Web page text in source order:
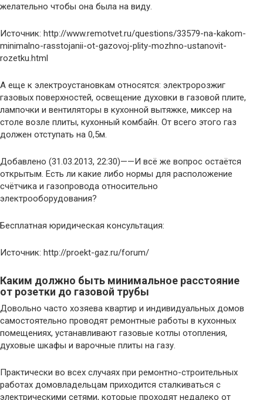
желательно чтобы она была на виду.
Источник: http://www.remotvet.ru/questions/33579-na-kakom-
minimalno-rasstojanii-ot-gazovoj-plity-mozhno-ustanovit-
rozetku.html
А еще к электроустановкам относятся: электророзжиг
газовых поверхностей, освещение духовки в газовой плите,
лампочки и вентиляторы в кухонной вытяжке, миксер на
столе возле плиты, кухонный комбайн. От всего этого газ
должен отступать на 0,5м.
Добавлено (31.03.2013, 22:30)——И всё же вопрос остаётся
открытым. Есть ли какие либо нормы для расположение
счётчика и газопровода относительно
электрооборудования?
Бесплатная юридическая консультация:
Источник: http://proekt-gaz.ru/forum/
Каким должно быть минимальное расстояние
от розетки до газовой трубы
Довольно часто хозяева квартир и индивидуальных домов
самостоятельно проводят ремонтные работы в кухонных
помещениях, устанавливают газовые котлы отопления,
духовые шкафы и варочные плиты на газу.
Практически во всех случаях при ремонтно-строительных
работах домовладельцам приходится сталкиваться с
электрическими сетями, которые проходят недалеко от